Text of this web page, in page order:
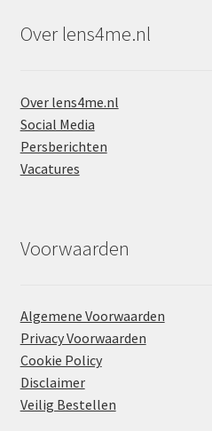
Over lens4me.nl
Over lens4me.nl
Social Media
Persberichten
Vacatures
Voorwaarden
Algemene Voorwaarden
Privacy Voorwaarden
Cookie Policy
Disclaimer
Veilig Bestellen